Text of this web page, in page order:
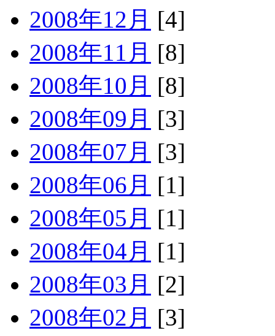
2008年12月 [4]
2008年11月 [8]
2008年10月 [8]
2008年09月 [3]
2008年07月 [3]
2008年06月 [1]
2008年05月 [1]
2008年04月 [1]
2008年03月 [2]
2008年02月 [3]